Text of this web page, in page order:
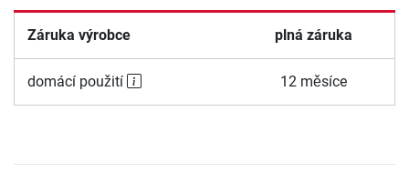
Záruka výrobce plná záruka
domácí použití 12 měsíce